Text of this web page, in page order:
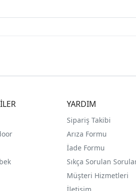
YARDIM
Sipariş Takibi
Arıza Formu
İade Formu
Sıkça Sorulan
Müşteri Hizmetleri